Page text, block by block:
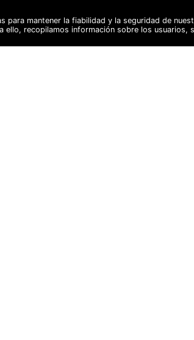
para mantener la fiabilidad y la seguridad de
ello, recopilamos información sobre los